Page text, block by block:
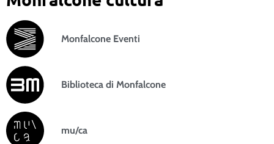
Monfalcone Eventi
Biblioteca di Monfalcone
mu/ca